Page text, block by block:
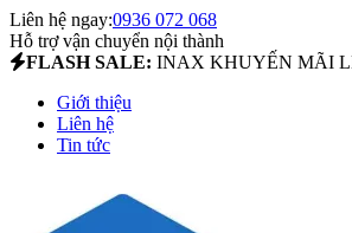
Liên hệ ngay:0936 072 068
Hỗ trợ vận chuyển nội thành
FLASH SALE: INAX KHUYẾN MÃI
Giới thiệu
Liên hệ
Tin tức